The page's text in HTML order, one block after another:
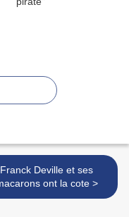
Franck Deville et ses
macarons ont la cote >